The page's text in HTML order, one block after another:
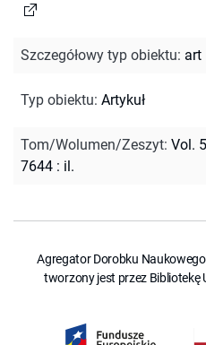
Szczegółowy typ obiektu: art
Typ obiektu: Artykuł
Tom/Wolumen/Zeszyt: Vol.
7644 : il.
Agregator Dorobku
tworzony jest przez Bibliotekę